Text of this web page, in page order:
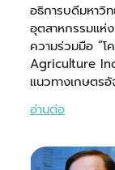
อธิการบดีมหาวิ
อุตสาหกรรมแห่
ความร่วมมือ “
Agriculture
แนวทางเกษตรอั
อ่านต่อ